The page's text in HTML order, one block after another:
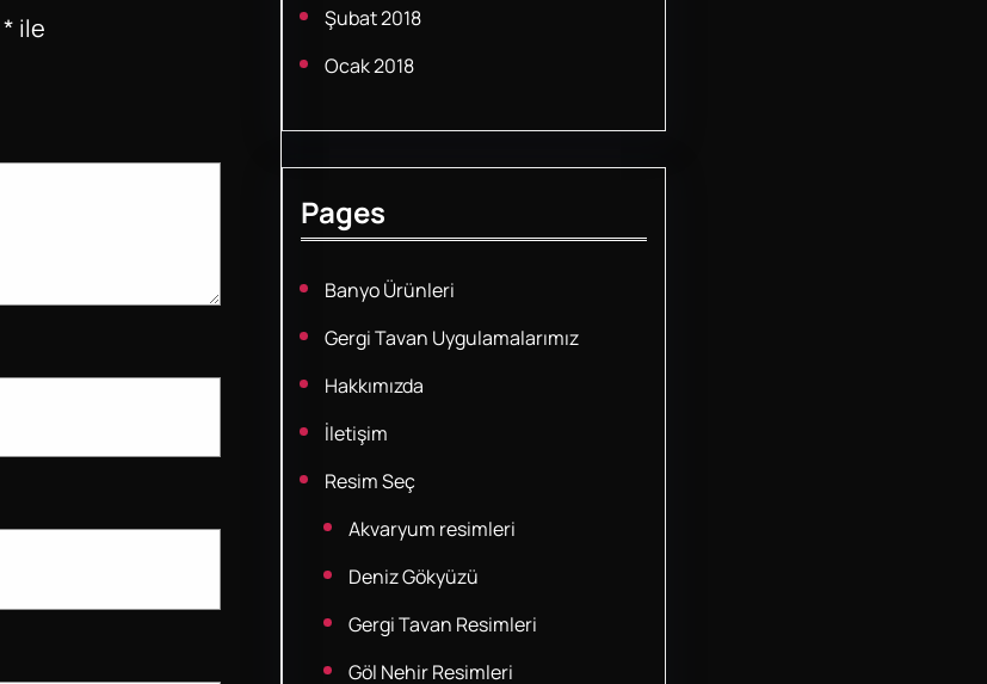
* ile
Şubat 2018
Ocak 2018
Pages
Banyo Ürünleri
Gergi Tavan Uygulamalarımız
Hakkımızda
İletişim
Resim Seç
Akvaryum resimleri
Deniz Gökyüzü
Gergi Tavan Resimleri
Göl Nehir Resimleri